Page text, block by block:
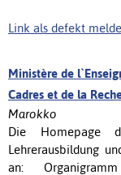
Link als defekt
Ministère de
Cadres et de la
Marokko
Die Homepage
Lehrerausbildung
an: